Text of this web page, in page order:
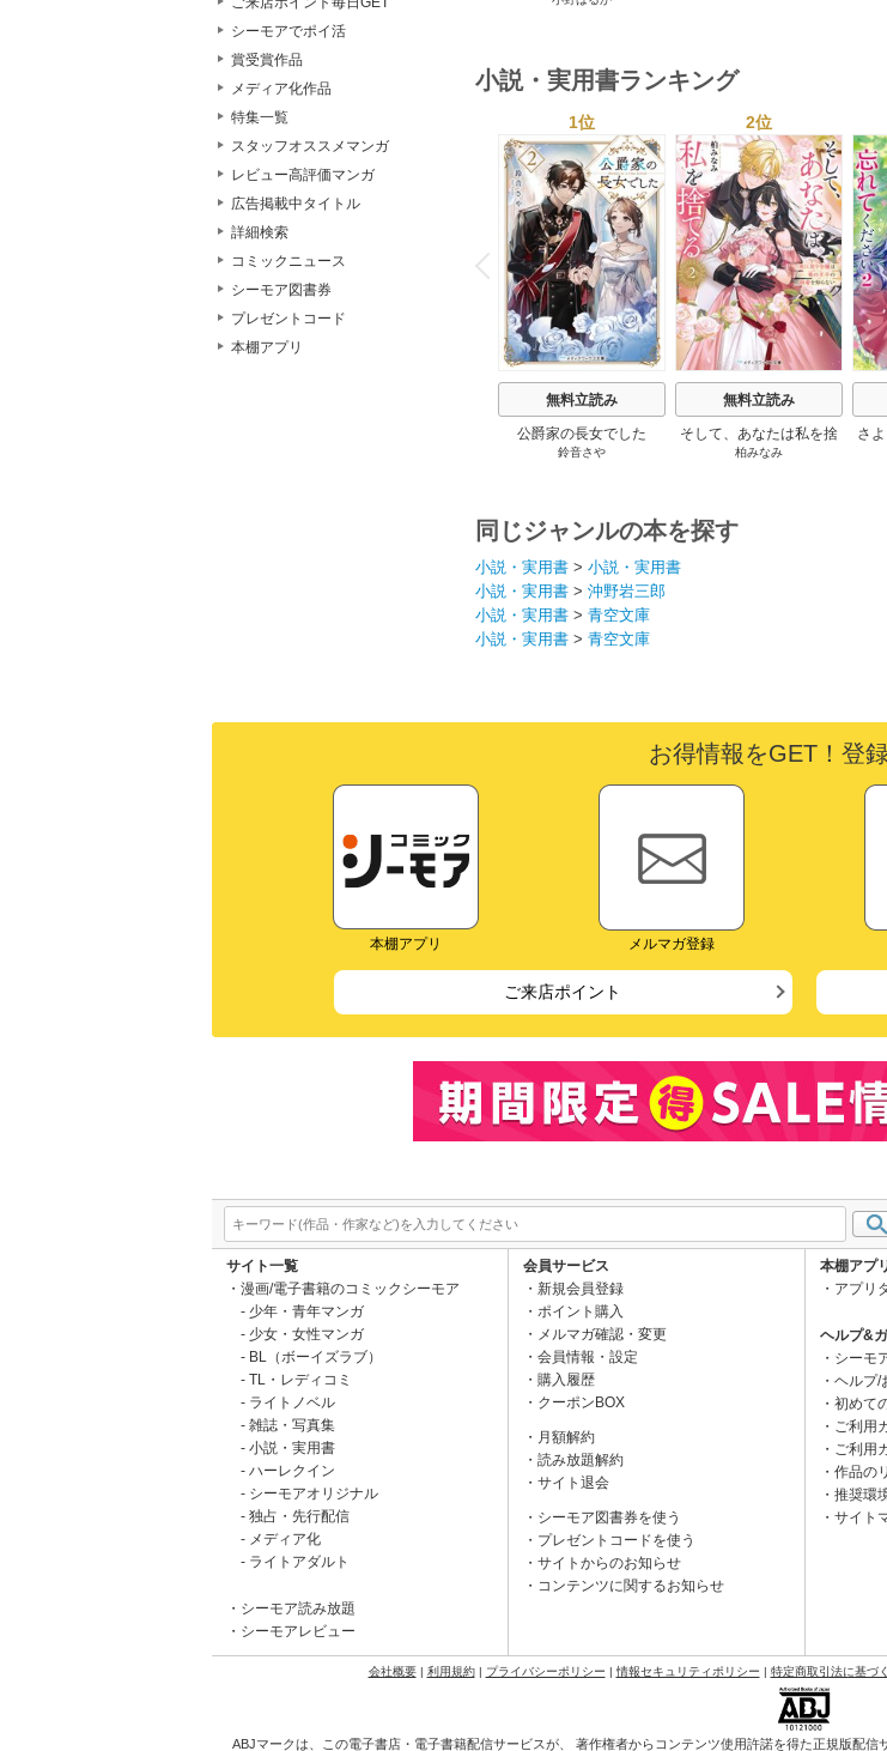
シーモアでポイ活
賞受賞作品
メディア化作品
特集一覧
スタッフオススメマンガ
レビュー高評価マンガ
広告掲載中タイトル
詳細検索
コミックニュース
シーモア図書券
プレゼントコード
本棚アプリ
小説・実用書ランキング
P
r
e
v
i
o
u
s
1位
無料立読み
公爵家の長女でした
鈴音さや
2位
無料立読み
そして、あなたは私を捨
てる
柏みなみ
さ
か
同じジャンルの本を探す
小説・実用書 > 小説・実用書
小説・実用書 > 沖野岩三郎
小説・実用書 > 青空文庫
小説・実用書 > 青空文庫
お得情報をGET！登
本棚アプリ メルマガ登録
ご来店ポイント
サイト一覧
漫画/電子書籍のコミックシーモア
少年・青年マンガ
少女・女性マンガ
BL（ボーイズラブ）
TL・レディコミ
ライトノベル
雑誌・写真集
小説・実用書
ハーレクイン
シーモアオリジナル
独占・先行配信
メディア化
ライトアダルト
シーモア読み放題
シーモアレビュー
会員サービス
新規会員登録
ポイント購入
メルマガ確認・変更
会員情報・設定
購入履歴
クーポンBOX
月額解約
読み放題解約
サイト退会
シーモア図書券を使う
プレゼントコードを使う
サイトからのお知らせ
コンテンツに関するお知らせ
本棚アプ
アプリ
ヘルプ&
シーモ
ヘルプ/
初めて
ご利用
ご利用
作品の
推奨環
サイト
会社概要| 利用規約| プライバシーポリシー | 情報セキュリティポリシー | 特定商取引法に基づ
ABJマークは、この電子書店・電子書籍配信サービスが、 著作権者からコンテンツ使用許諾を得た正規版配